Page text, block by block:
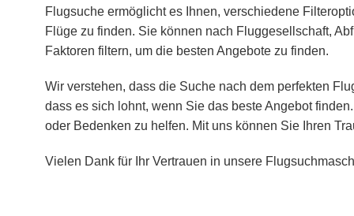
Flugsuche ermöglicht es Ihnen, verschiedene
Flüge zu finden. Sie können nach Fluggesellschaft,
Faktoren filtern, um die besten Angebote zu finden.
Wir verstehen, dass die Suche nach dem perfekten
dass es sich lohnt, wenn Sie das beste Angebot
oder Bedenken zu helfen. Mit uns können Sie Ihren
Vielen Dank für Ihr Vertrauen in unsere